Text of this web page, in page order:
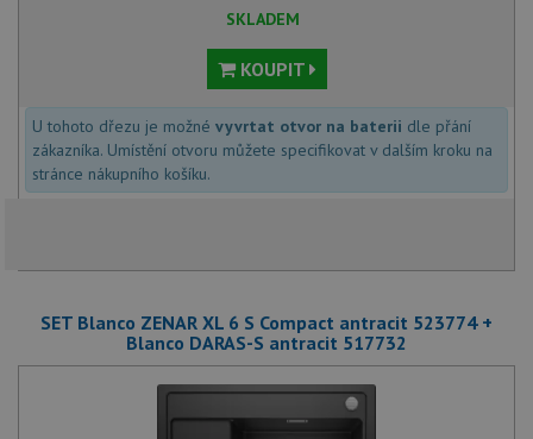
SKLADEM
KOUPIT
U tohoto dřezu je možné vyvrtat otvor na baterii dle přání
zákazníka. Umístění otvoru můžete specifikovat v dalším kroku na
stránce nákupního košíku.
SET Blanco ZENAR XL 6 S Compact antracit 523774 +
Blanco DARAS-S antracit 517732